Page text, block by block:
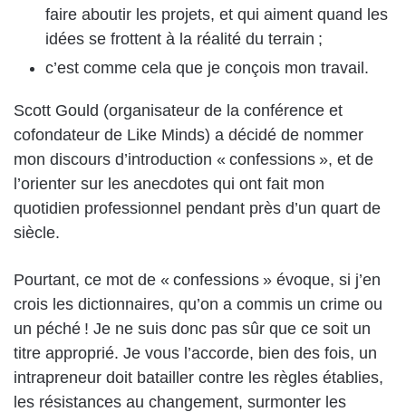
faire aboutir les projets, et qui aiment quand les
idées se frottent à la réalité du terrain ;
c’est comme cela que je conçois mon travail.
Scott Gould (organisateur de la conférence et
cofondateur de Like Minds) a décidé de nommer
mon discours d’introduction « confessions », et de
l’orienter sur les anecdotes qui ont fait mon
quotidien professionnel pendant près d’un quart de
siècle.
Pourtant, ce mot de « confessions » évoque, si j’en
crois les dictionnaires, qu’on a commis un crime ou
un péché ! Je ne suis donc pas sûr que ce soit un
titre approprié. Je vous l’accorde, bien des fois, un
intrapreneur doit batailler contre les règles établies,
les résistances au changement, surmonter les